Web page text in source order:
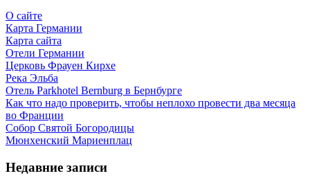
О сайте
Карта Германии
Карта сайта
Отели Германии
Церковь Фрауен Кирхе
Река Эльба
Отель Parkhotel Bernburg в Бернбурге
Как что надо проверить, чтобы неплохо провести два месяца
во Франции
Собор Святой Богородицы
Мюнхенский Мариенплац
Недавние записи